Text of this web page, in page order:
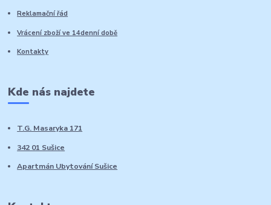
Reklamační řád
Vrácení zboží ve 14denní době
Kontakty
Kde nás najdete
T.G. Masaryka 171
342 01 Sušice
Apartmán Ubytování Sušice